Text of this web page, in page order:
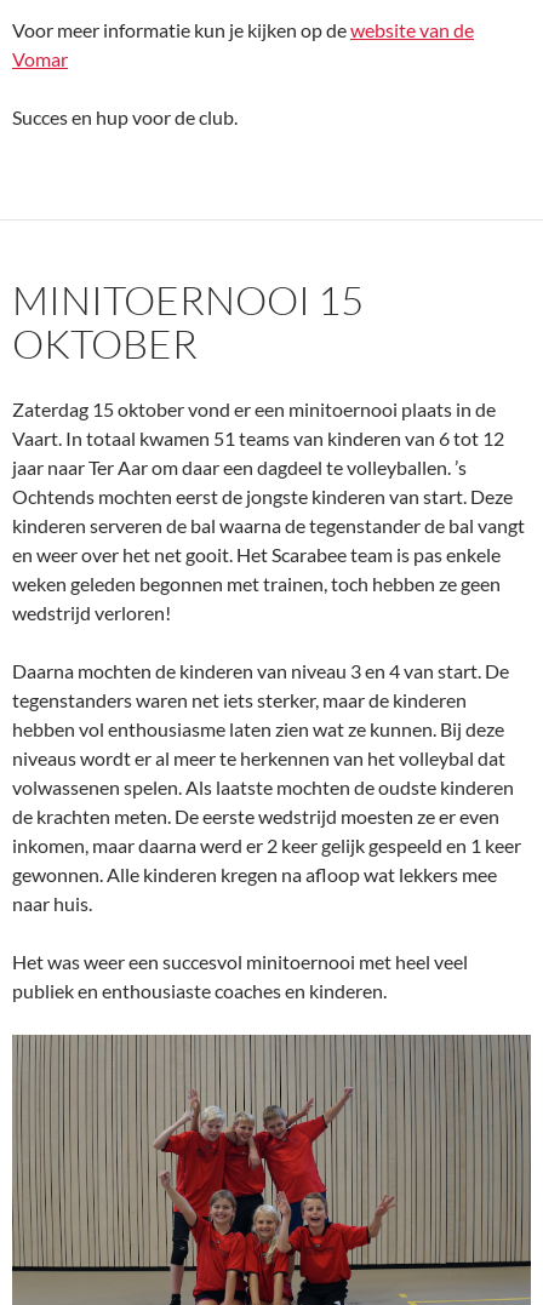
Voor meer informatie kun je kijken op dewebsite van de
Vomar
Succes en hup voor de club.
MINITOERNOOI 15
OKTOBER
Zaterdag 15 oktober vond er een minitoernooi plaats in de
Vaart. In totaal kwamen 51 teams van kinderen van 6 tot 12
jaar naar Ter Aar om daar een dagdeel te volleyballen. ’s
Ochtends mochten eerst de jongste kinderen van start. Deze
kinderen serveren de bal waarna de tegenstander de bal vangt
en weer over het net gooit. Het Scarabee team is pas enkele
weken geleden begonnen met trainen, toch hebben ze geen
wedstrijd verloren!
Daarna mochten de kinderen van niveau 3 en 4 van start. De
tegenstanders waren net iets sterker, maar de kinderen
hebben vol enthousiasme laten zien wat ze kunnen. Bij deze
niveaus wordt er al meer te herkennen van het volleybal dat
volwassenen spelen. Als laatste mochten de oudste kinderen
de krachten meten. De eerste wedstrijd moesten ze er even
inkomen, maar daarna werd er 2 keer gelijk gespeeld en 1 keer
gewonnen. Alle kinderen kregen na afloop wat lekkers mee
naar huis.
Het was weer een succesvol minitoernooi met heel veel
publiek en enthousiaste coaches en kinderen.